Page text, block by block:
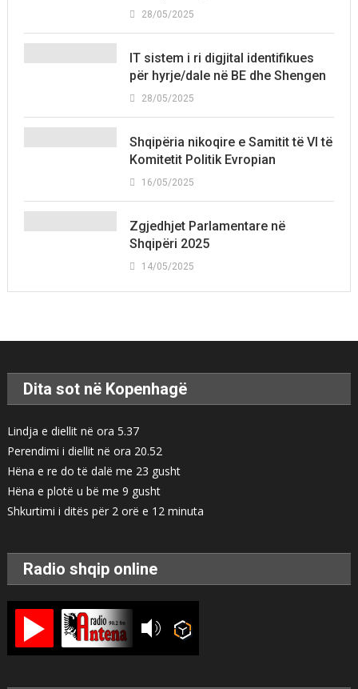
28/05/2025
IT sistem i ri digjital identifikues
për hyrje/dale në BE dhe Shengen
28/05/2025
Shqipëria nikoqire e Samitit të VI të
Komitetit Politik Evropian
16/05/2025
Zgjedhjet Parlamentare në
Shqipëri 2025
14/05/2025
Dita sot në Kopenhagë
Lindja e diellit në ora 5.37
Perendimi i diellit në ora 20.52
Hëna e re do të dalë me 23 gusht
Hëna e plotë u bë me 9 gusht
Shkurtimi i ditës për 2 orë e 12 minuta
Radio shqip online